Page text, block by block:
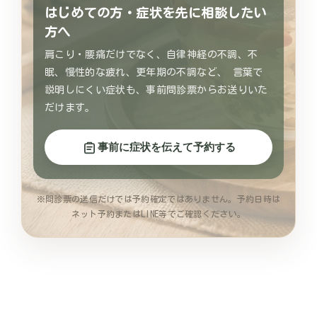
はじめての方・症状を先に相談したい
方へ
肩こり・腰痛だけでなく、自律神経の不調、不
眠、慢性的な疲れ、更年期の不調など、 言葉で
説明しにくい症状も、事前問診票からお送りいた
だけます。
事前に症状を伝えて予約する
※問診票の送信だけでは予約確定ではありません。予約日時は
ネット予約またはLINE等でご確認ください。